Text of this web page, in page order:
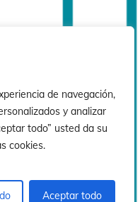
de navegación,
y analizar
todo” usted da su
cookies.
Aceptar todo